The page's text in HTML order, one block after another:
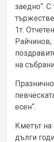
заедно“.
1т.
Райчинов;
на
есен“.
Кметът
дълги